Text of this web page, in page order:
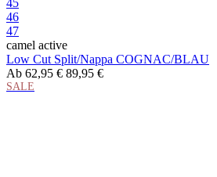
46
47
camel active
Low Cut Split/Nappa COGNAC/BLAU
Ab 62,95 € 89,95 €
SALE